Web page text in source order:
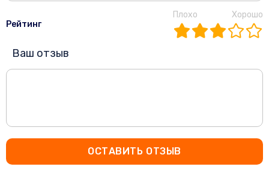
Рейтинг
Плохо Хорошо
Ваш отзыв
ОСТАВИТЬ ОТЗЫВ